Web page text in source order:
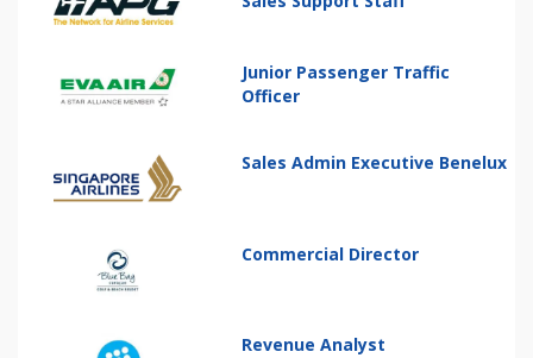
Junior Passenger Traffic
Officer
Sales Admin Executive Benelux
Commercial Director
Revenue Analyst